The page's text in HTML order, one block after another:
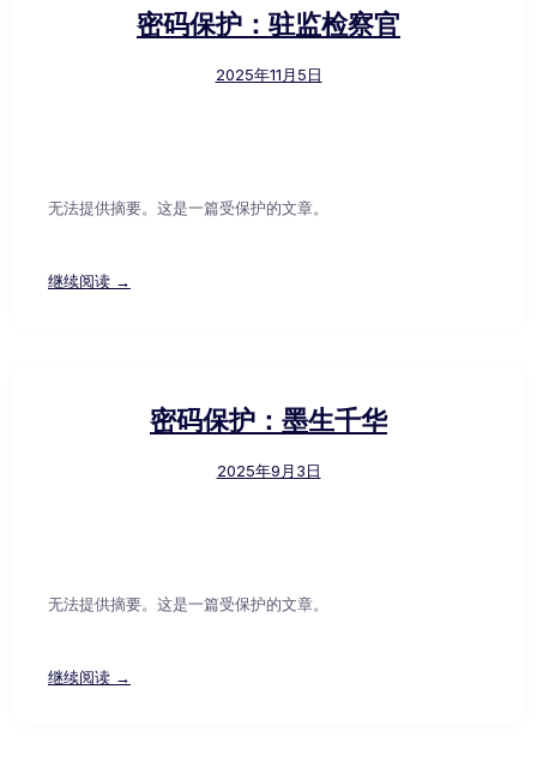
密码保护：驻监检察官
2025年11月5日
无法提供摘要。这是一篇受保护的文章。
继续阅读 →
密码保护：墨生千华
2025年9月3日
无法提供摘要。这是一篇受保护的文章。
继续阅读 →